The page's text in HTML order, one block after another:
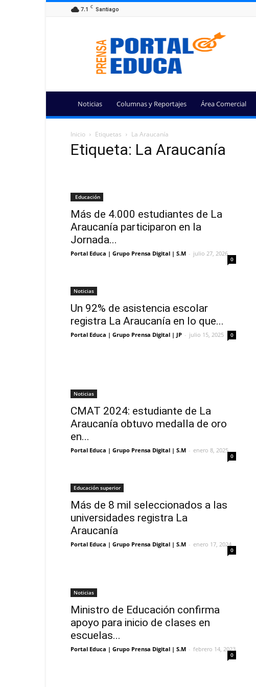
7.1 C Santiago
Portal
Educa
Noticias Columnas y Reportajes Área Comercial
Inicio Etiquetas La Araucanía
Etiqueta: La Araucanía
Educación
Más de 4.000 estudiantes de La
Araucanía participaron en la
Jornada...
Portal Educa | Grupo Prensa Digital | S.M - julio 27, 2026
0
Noticias
Un 92% de asistencia escolar
registra La Araucanía en lo que...
Portal Educa | Grupo Prensa Digital | JP - julio 15, 2025 0
Noticias
CMAT 2024: estudiante de La
Araucanía obtuvo medalla de oro
en...
Portal Educa | Grupo Prensa Digital | S.M - enero 8, 2025
0
Educación superior
Más de 8 mil seleccionados a las
universidades registra La
Araucanía
Portal Educa | Grupo Prensa Digital | S.M - enero 17, 2024
0
Noticias
Ministro de Educación confirma
apoyo para inicio de clases en
escuelas...
Portal Educa | Grupo Prensa Digital | S.M - febrero 14, 2023
0